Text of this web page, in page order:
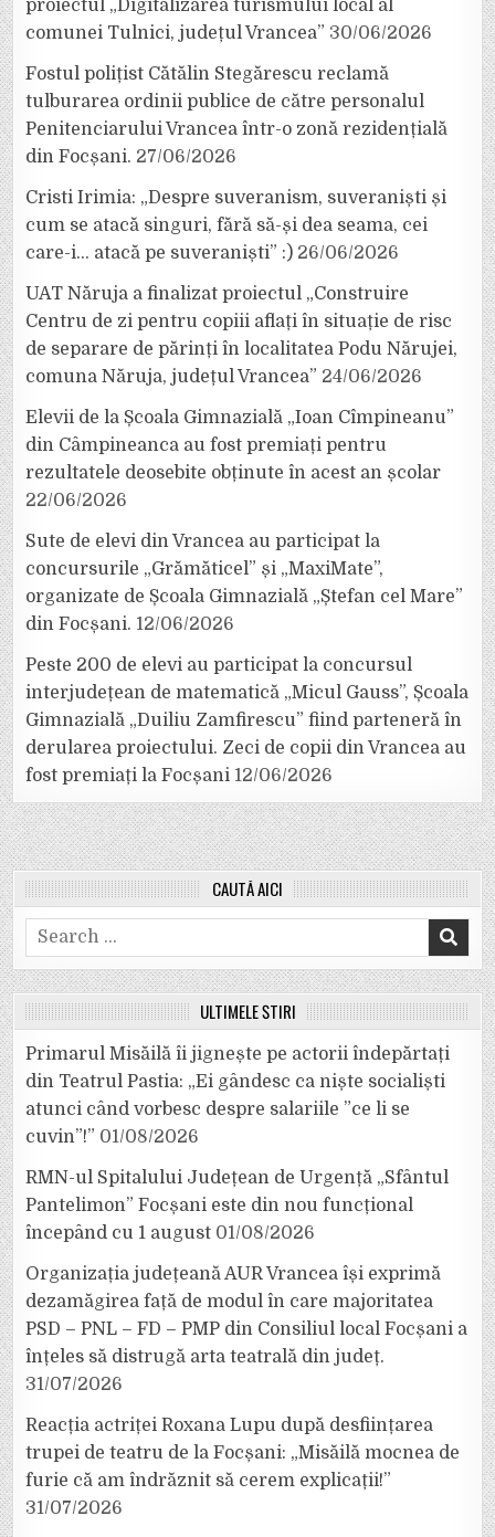
proiectul „Digitalizarea turismului local al
comunei Tulnici, județul Vrancea” 30/06/2026
Fostul polițist Cătălin Stegărescu reclamă
tulburarea ordinii publice de către personalul
Penitenciarului Vrancea într-o zonă rezidențială
din Focșani. 27/06/2026
Cristi Irimia: „Despre suveranism, suveraniști și
cum se atacă singuri, fără să-și dea seama, cei
care-i… atacă pe suveraniști” :) 26/06/2026
UAT Năruja a finalizat proiectul „Construire
Centru de zi pentru copiii aflați în situație de risc
de separare de părinți în localitatea Podu Nărujei,
comuna Năruja, județul Vrancea” 24/06/2026
Elevii de la Școala Gimnazială „Ioan Cîmpineanu”
din Câmpineanca au fost premiați pentru
rezultatele deosebite obținute în acest an școlar
22/06/2026
Sute de elevi din Vrancea au participat la
concursurile „Grămăticel” și „MaxiMate”,
organizate de Școala Gimnazială „Ștefan cel Mare”
din Focșani. 12/06/2026
Peste 200 de elevi au participat la concursul
interjudețean de matematică „Micul Gauss”, Școala
Gimnazială „Duiliu Zamfirescu” fiind parteneră în
derularea proiectului. Zeci de copii din Vrancea au
fost premiați la Focșani 12/06/2026
CAUTĂ AICI
Search
for:
ULTIMELE ȘTIRI
Primarul Misăilă îi jignește pe actorii îndepărtați
din Teatrul Pastia: „Ei gândesc ca niște socialiști
atunci când vorbesc despre salariile ”ce li se
cuvin”!” 01/08/2026
RMN-ul Spitalului Județean de Urgență „Sfântul
Pantelimon” Focșani este din nou funcțional
începând cu 1 august 01/08/2026
Organizația județeană AUR Vrancea își exprimă
dezamăgirea față de modul în care majoritatea
PSD – PNL – FD – PMP din Consiliul local Focșani a
înțeles să distrugă arta teatrală din județ.
31/07/2026
Reacția actriței Roxana Lupu după desființarea
trupei de teatru de la Focșani: „Misăilă mocnea de
furie că am îndrăznit să cerem explicații!”
31/07/2026